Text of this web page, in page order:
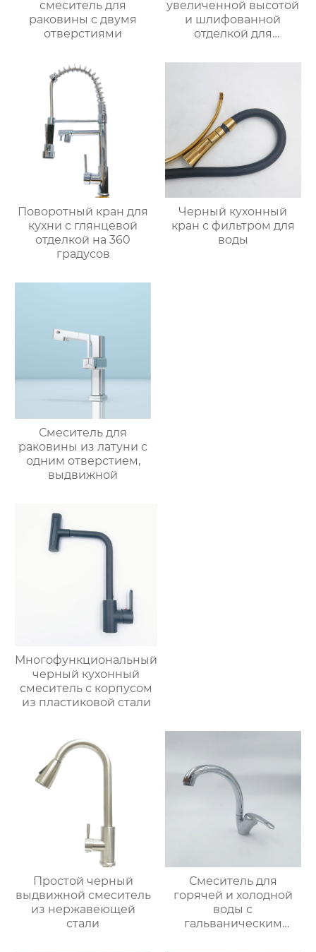
смеситель для
раковины с двумя
отверстиями
увеличенной высотой
и шлифованной
отделкой для
Поворотный кран для
кухни с глянцевой
отделкой на 360
градусов
Черный кухонный
кран с фильтром для
воды
Смеситель для
раковины из латуни с
одним отверстием,
выдвижной
Многофункциональный
черный кухонный
смеситель с корпусом
из пластиковой стали
Простой черный
выдвижной смеситель
из нержавеющей
стали
Смеситель для
горячей и холодной
воды с
гальваническим